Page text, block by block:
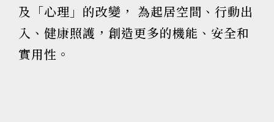
及「心理」的改變， 為起居空間、行動出
入、健康照護，創造更多的機能、安全和
實用性。